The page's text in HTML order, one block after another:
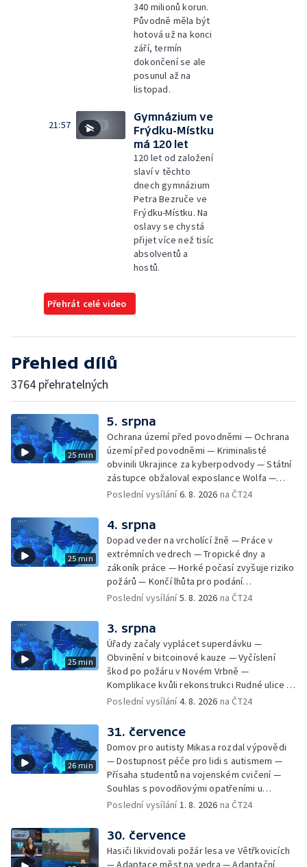
340 milionů korun.
Původně měla být
hotová už na konci
září, termín
dokončení se ale
posunul až na
listopad.
21:57
Gymnázium ve
Frýdku-Místku
má 120 let
120 let od založení
slaví v těchto
dnech gymnázium
Petra Bezruče ve
Frýdku-Místku. Na
oslavy se chystá
přijet více než tisíc
absolventů a
hostů.
Přehrát celé video
Přehled dílů
3764 přehratelných
25 min
5. srpna
Ochrana území před povodněmi — Ochrana
území před povodněmi — Kriminalisté
obvinili Ukrajince za kyberpodvody — Státní
zástupce obžaloval exposlance Wolfa —
Péče o hospodářská zvířata ve vedrech —
depozitu Vlastivědného muzea Olomouc —
Zakládání nových dětských skupin — Výběr
ze sociálních sítí Události Ostrava — Tresty
pro fotbalisty za korupci — Po stopách
Gebharda Blüchera
Poslední vysílání6. 8. 2026 na ČT24
25 min
4. srpna
Dopad veder na vrcholící žně — Práce v
extrémních vedrech — Tropické dny a
zákoník práce — Horké počasí zvyšuje riziko
požárů — Končí lhůta pro podání
kandidátních listin — Končí lhůta pro podání
rozsudek v lihové kauze — Výročí
zavraždění Václava III. v Olomouci — Těžba
unikátní rašeliny pro lázně v Karlově
Studánce — Výběr ze sociálních sítí ČT —
Nový program pro léčbu obezity —
Olomoucké (nejen) shakespearovské léto
Poslední vysílání5. 8. 2026 na ČT24
25 min
3. srpna
Úřady začaly vyplácet superdávku —
Obvinění v bitcoinové kauze — Vyčíslení
škod po požáru v Novém Vrbně —
Komplikace kvůli rekonstrukci Rudné ulice —
Nárůst zájmu o klimatizace — Výluka vlaků
Protipovodňová opatření v Troubkách —
Zájem o bydlení na vysokoškolskýc kolejích
— Vrcholí sklizeň levandulí
Poslední vysílání4. 8. 2026 na ČT24
26 min
31. července
Domov pro autisty Mikasa rozdal výpovědi
— Dostupnost péče pro lidi s autismem —
Přísaha studentů na vojenském cvičení —
Souhlas s povodňovými opatřeními u
Troubek — Opravy Rudné omezí dopravu —
počasí na následující dny — Vedra táhnou na
chladnější místa — Hasiči lokalizovali požár
lesa na Opavsku — Požáry zemědělské
Poslední vysílání1. 8. 2026 na ČT24
30. července
Hasiči likvidovali požár lesa ve Větřkovicích
— Adaptace měst na vedra — Adaptační